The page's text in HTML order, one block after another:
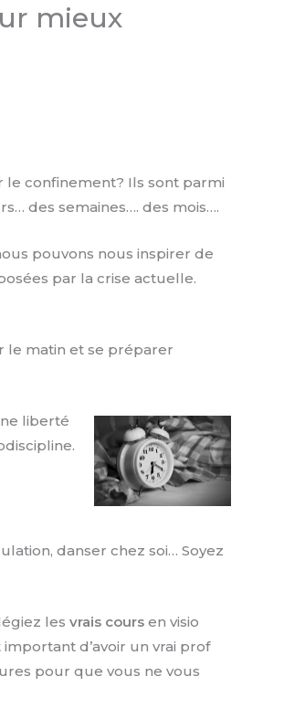
mieux
confinement? Ils sont parmi
des semaines…. des mois….
pouvons nous inspirer de
par la crise actuelle.
le matin et se préparer
liberté
danser chez soi… Soyez
lesvrais cours en visio
d’avoir un vrai prof
pour que vous ne vous